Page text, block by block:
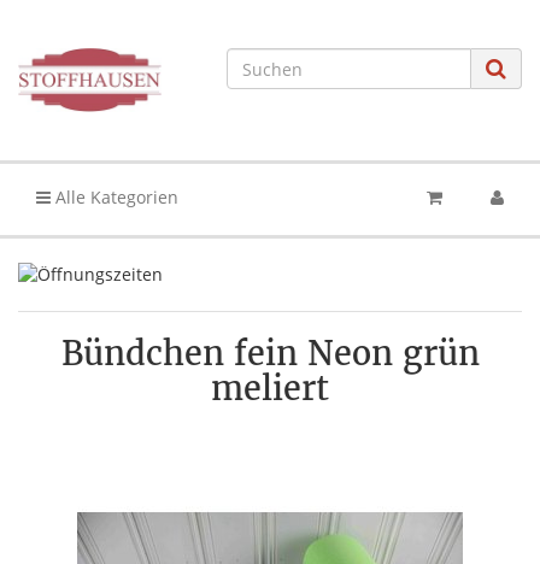
Alle Kategorien
Bündchen fein Neon grün
meliert